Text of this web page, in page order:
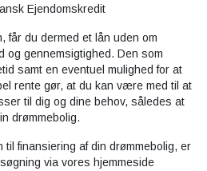
Ejendomskredit
du dermed et lån uden om
og gennemsigtighed. Den som
samt en eventuel mulighed for at
rente gør, at du kan være med til at
til dig og dine behov, således at
drømmebolig.
finansiering af din drømmebolig, er
via vores hjemmeside